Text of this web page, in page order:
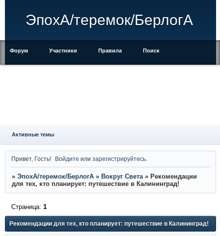
ЭпохА/теремок/БерлогА
Форум Участники Правила Поиск
Активные темы
Привет, Гость! Войдите илизарегистрируйтесь
» ЭпохА/теремок/БерлогА » Вокруг Света » Рекомендации
для тех, кто планирует: путешествие в Калининград!
Рекомендации для тех, кто планирует: путешествие в Калининград!
Страница: 1